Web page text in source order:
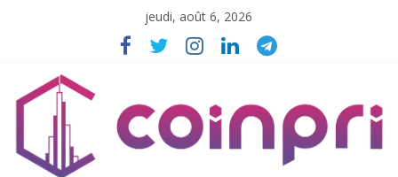
jeudi, août 6, 2026